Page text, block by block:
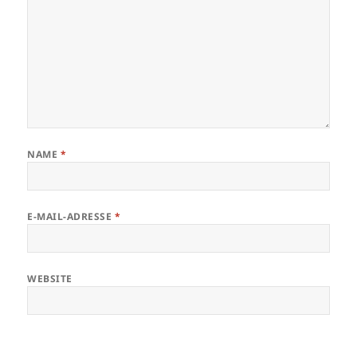
NAME *
E-MAIL-ADRESSE *
WEBSITE